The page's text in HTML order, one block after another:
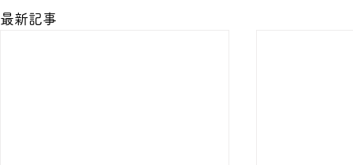
最新記事